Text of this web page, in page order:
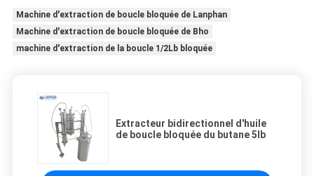
Machine d'extraction de boucle bloquée de Lanphan
Machine d'extraction de boucle bloquée de Bho
machine d'extraction de la boucle 1/2Lb bloquée
Extracteur bidirectionnel d'huile
de boucle bloquée du butane 5lb